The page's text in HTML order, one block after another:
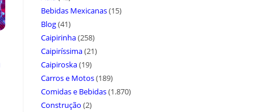
Bebidas Mexicanas(15)
Blog(41)
Caipirinha(258)
Caipiríssima(21)
Caipiroska(19)
Carros e Motos(189)
Comidas e Bebidas(1.870)
Construção (2)